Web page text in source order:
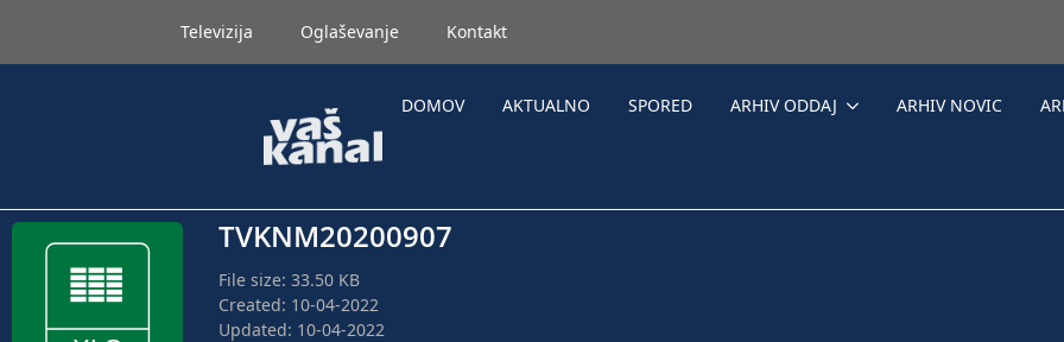
Televizija Oglaševanje Kontakt
DOMOV AKTUALNO SPORED ARHIV ODDAJ ARHIV NOVIC
TVKNM20200907
File size: 33.50 KB
Created: 10-04-2022
Updated: 10-04-2022